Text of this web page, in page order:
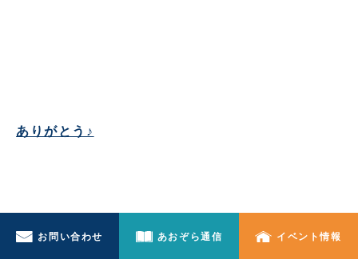
ありがとう♪
お問い合わせ あおぞら通信 イベント情報